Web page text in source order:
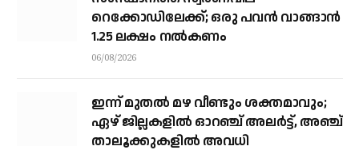
റെക്കോഡിലേക്ക്; ഒരു പവന്‍ വാങ്ങാന്‍
1.25 ലക്ഷം നല്‍കണം
06/08/2026
ഇന്ന് മുതല്‍ മഴ വീണ്ടും ശക്തമാവും;
ഏഴ് ജില്ലകളില്‍ ഓറഞ്ച് അലര്‍ട്ട്, അഞ്ച്
താലൂക്കുകളില്‍ അവധി